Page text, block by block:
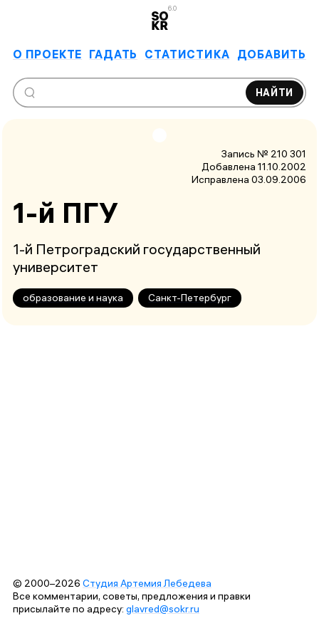
6.0
О ПРОЕКТЕ ГАДАТЬ СТАТИСТИКА ДОБАВИТЬ
НАЙТИ
Запись № 210 301
Добавлена 11.10.2002
Исправлена 03.09.2006
1-й ПГУ
1-й Петроградский государственный
университет
образование и наука Санкт-Петербург
© 2000–2026 Студия Артемия Лебедева
Все комментарии, советы, предложения и правки
присылайте по адресу: glavred@sokr.ru